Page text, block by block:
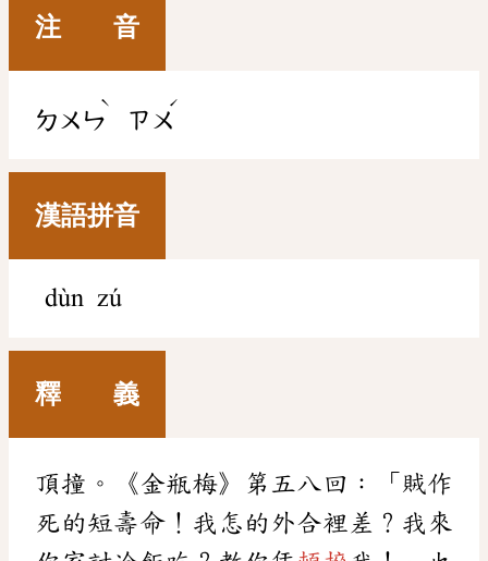
注 音
ㄉㄨㄣ
ˋ
ㄗㄨ
ˊ
漢語拼音
dùn zú
釋 義
頂撞。《金瓶梅》第五八回：「賊作
死的短壽命！我怎的外合裡差？我來